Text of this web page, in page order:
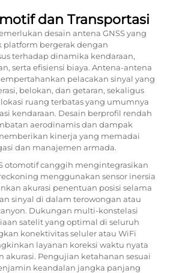
dan Transportasi
desain antena GNSS yang
bergerak dengan
terhadap dinamika kendaraan,
serta efisiensi biaya. Antena-antena
pelacakan sinyal yang
belokan, dan getaran, sekaligus
ruang terbatas yang umumnya
kendaraan. Desain berprofil rendah
aerodinamis dan dampak
kinerja yang memadai
dan manajemen armada.
otomotif canggih mengintegrasikan
menggunakan sensor inersia
akurasi penentuan posisi selama
sinyal di dalam terowongan atau
Dukungan multi-konstelasi
satelit yang optimal di seluruh
konektivitas seluler atau WiFi
layanan koreksi waktu nyata
Pengujian ketahanan sesuai
keandalan jangka panjang